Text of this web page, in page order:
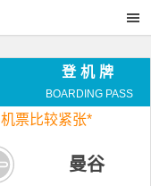
登机牌
BOARDING PASS
机票比较紧张*
曼谷